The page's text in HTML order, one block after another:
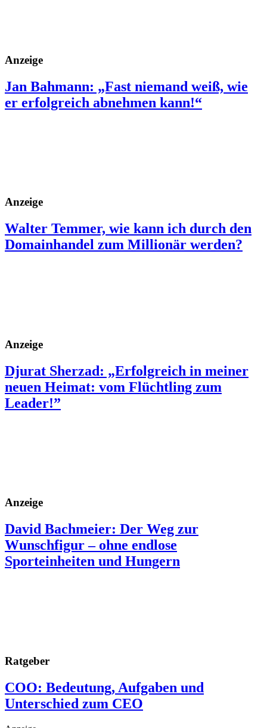
Anzeige
Jan Bahmann: „Fast niemand weiß, wie
er erfolgreich abnehmen kann!“
Anzeige
Walter Temmer, wie kann ich durch den
Domainhandel zum Millionär werden?
Anzeige
Djurat Sherzad: „Erfolgreich in meiner
neuen Heimat: vom Flüchtling zum
Leader!”
Anzeige
David Bachmeier: Der Weg zur
Wunschfigur – ohne endlose
Sporteinheiten und Hungern
Ratgeber
COO: Bedeutung, Aufgaben und
Unterschied zum CEO